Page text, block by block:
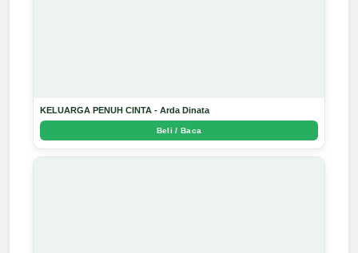
KELUARGA PENUH CINTA - Arda Dinata
Beli / Baca